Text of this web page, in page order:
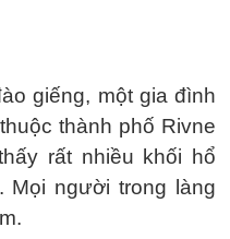
giếng, một gia đình
thành phố Rivne
rất nhiều khối hổ
Mọi người trong làng